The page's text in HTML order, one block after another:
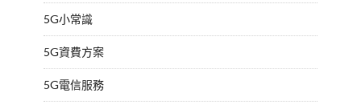
5G小常識
5G資費方案
5G電信服務